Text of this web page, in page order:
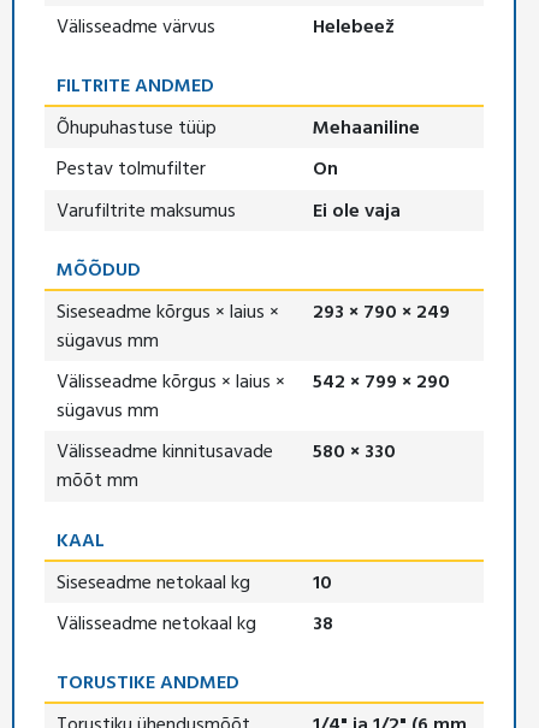
Välisseadme värvus
Helebeež
FILTRITE ANDMED
Õhupuhastuse tüüp
Mehaaniline
Pestav tolmufilter
On
Varufiltrite maksumus
Ei ole vaja
MÕÕDUD
Siseseadme kõrgus × laius ×
sügavus mm
293 × 790 × 249
Välisseadme kõrgus × laius ×
sügavus mm
542 × 799 × 290
Välisseadme kinnitusavade
mõõt mm
580 × 330
KAAL
Siseseadme netokaal kg
10
Välisseadme netokaal kg
38
TORUSTIKE ANDMED